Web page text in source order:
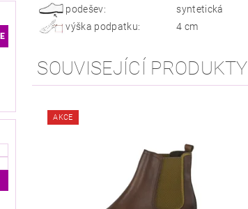
podešev:
syntetická
výška podpatku:
4 cm
SOUVISEJÍCÍ PRODUKTY
AKCE